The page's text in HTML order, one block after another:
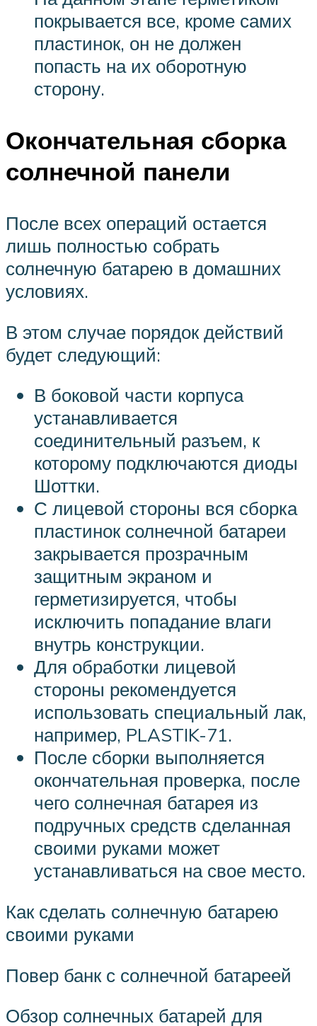
покрывается все, кроме самих
пластинок, он не должен
попасть на их оборотную
сторону.
Окончательная сборка
солнечной панели
После всех операций остается
лишь полностью собрать
солнечную батарею в домашних
условиях.
В этом случае порядок действий
будет следующий:
В боковой части корпуса
устанавливается
соединительный разъем, к
которому подключаются диоды
Шоттки.
С лицевой стороны вся сборка
пластинок солнечной батареи
закрывается прозрачным
защитным экраном и
герметизируется, чтобы
исключить попадание влаги
внутрь конструкции.
Для обработки лицевой
стороны рекомендуется
использовать специальный лак,
например, PLASTIK-71.
После сборки выполняется
окончательная проверка, после
чего солнечная батарея из
подручных средств сделанная
своими руками может
устанавливаться на свое место.
Как сделать солнечную батарею
своими руками
Повер банк с солнечной батареей
Обзор солнечных батарей для